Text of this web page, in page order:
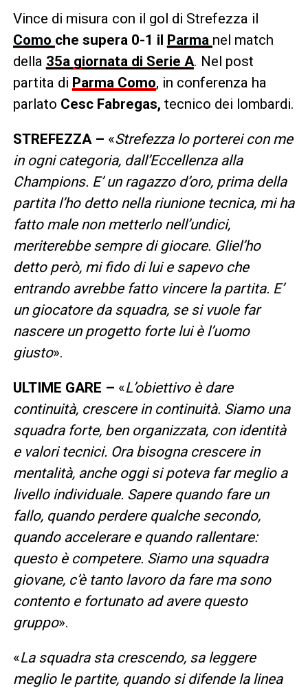
Vince di misura con il gol di Strefezza il
Como che supera 0-1 il Parma nel match
della 35a giornata di Serie A. Nel post
partita di Parma Como, in conferenza ha
parlato Cesc Fabregas, tecnico dei lombardi.
STREFEZZA – «Strefezza lo porterei con me
in ogni categoria, dall’Eccellenza alla
Champions. E’ un ragazzo d’oro, prima della
partita l’ho detto nella riunione tecnica, mi ha
fatto male non metterlo nell’undici,
meriterebbe sempre di giocare. Gliel’ho
detto però, mi fido di lui e sapevo che
entrando avrebbe fatto vincere la partita. E’
un giocatore da squadra, se si vuole far
nascere un progetto forte lui è l’uomo
giusto».
ULTIME GARE – «L’obiettivo è dare
continuità, crescere in continuità. Siamo una
squadra forte, ben organizzata, con identità
e valori tecnici. Ora bisogna crescere in
mentalità, anche oggi si poteva far meglio a
livello individuale. Sapere quando fare un
fallo, quando perdere qualche secondo,
quando accelerare e quando rallentare:
questo è competere. Siamo una squadra
giovane, c’è tanto lavoro da fare ma sono
contento e fortunato ad avere questo
gruppo».
«La squadra sta crescendo, sa leggere
meglio le partite, quando si difende la linea